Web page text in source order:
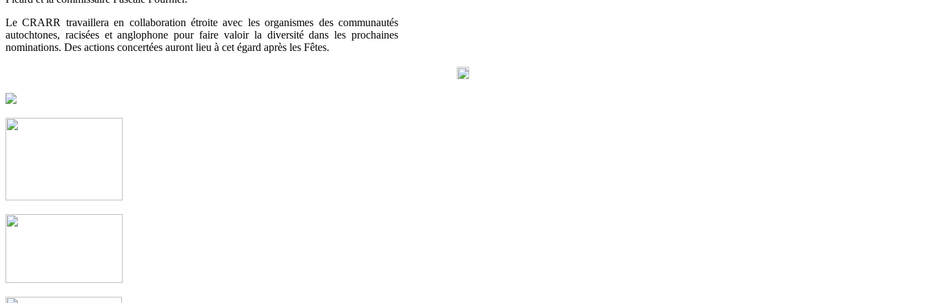
Le CRARR travaillera en collaboration étroite avec les organismes des communautés
autochtones, racisées et anglophone pour faire valoir la diversité dans les prochaines
nominations. Des actions concertées auront lieu à cet égard après les Fêtes.